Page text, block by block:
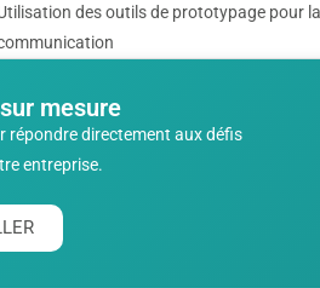
des outils de prototypage pour
mesure
répondre directement aux défis
entreprise.